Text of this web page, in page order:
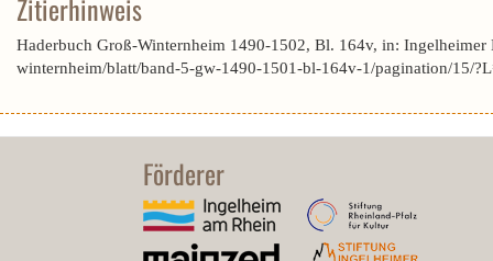
Zitierhinweis
Haderbuch Groß-Winternheim 1490-1502, Bl. 164v, in:
winternheim/blatt/band-5-gw-1490-1501-bl-164v-1/pagination/15/
Förderer